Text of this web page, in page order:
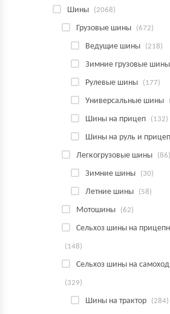
Шины (2068)
Грузовые шины (672)
Ведущие шины (218)
Зимние грузовые шины
Рулевые шины (177)
Универсальные шины
Шины на прицеп (132)
Шины на руль и прицеп
Легкогрузовые шины (86)
Зимние шины (30)
Летние шины (58)
Мотошины (62)
Сельхоз шины на
(148)
Сельхоз шины на
(329)
Шины на трактор (284)